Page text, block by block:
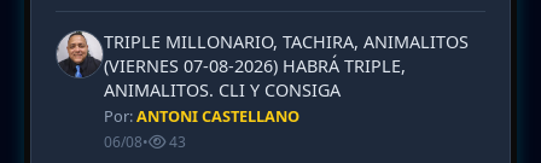
TRIPLE MILLONARIO, TACHIRA, ANIMALITOS
(VIERNES 07-08-2026) HABRÁ TRIPLE,
ANIMALITOS. CLI Y CONSIGA
Por:ANTONI CASTELLANO
06/08• 43